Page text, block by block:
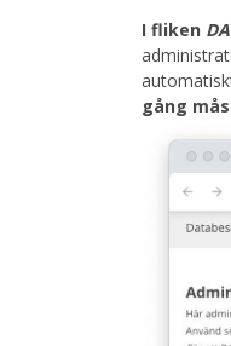
I fliken
gång